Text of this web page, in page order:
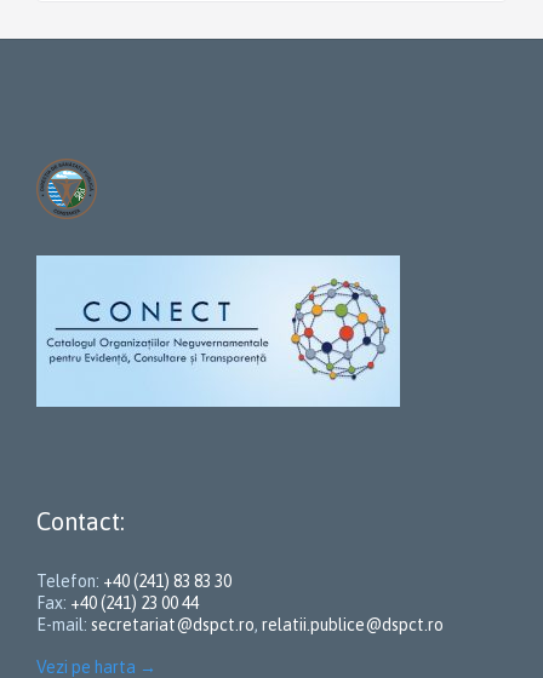
Contact:
Telefon: +40 (241) 83 83 30
Fax: +40 (241) 23 00 44
E-mail: secretariat@dspct.ro, relatii.publice@dspct.ro
Vezi pe harta →